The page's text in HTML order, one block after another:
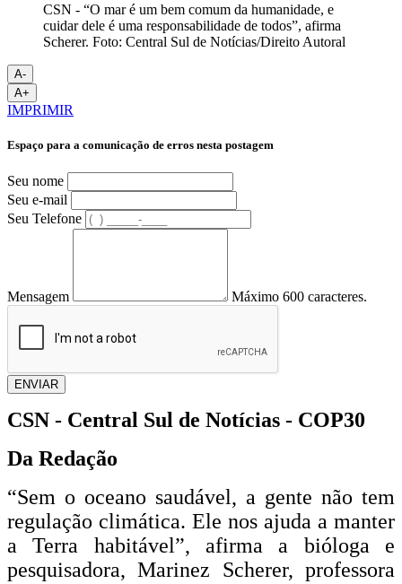
CSN - “O mar é um bem comum da humanidade, e
cuidar dele é uma responsabilidade de todos”, afirma
Scherer. Foto: Central Sul de Notícias/Direito Autoral
A-
A+
IMPRIMIR
Espaço para a comunicação de erros nesta postagem
Seu nome
Seu e-mail
Seu Telefone
Mensagem Máximo 600 caracteres.
ENVIAR
CSN - Central Sul de Notícias - COP30
Da Redação
“Sem o oceano saudável, a gente não tem
regulação climática. Ele nos ajuda a manter
a Terra habitável”, afirma a bióloga e
pesquisadora, Marinez Scherer, professora